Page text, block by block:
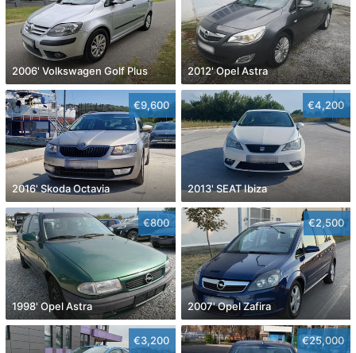
2006' Volkswagen Golf Plus 2012' Opel Astra
€9,600
2016' Skoda Octavia
€4,200
2013' SEAT Ibiza
€800
1998' Opel Astra
€2,500
2007' Opel Zafira
€3,200 €25,000